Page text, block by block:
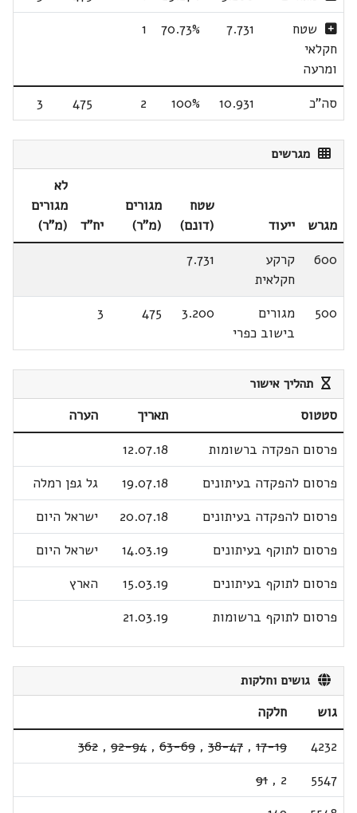
שטח
חקלאי
ומרעה
7.731
70.73%
1
סה"כ 10.931
100%
2
475
3
מגרשים
מגרש ייעוד
שטח
(דונם)
מגורים
(מ"ר)
יח"ד
לא
מגורים
(מ"ר)
600
קרקע
חקלאית
7.731
500
מגורים
בישוב כפרי
3.200
475
3
תהליך אישור
סטטוס תאריך
הערה
פרסום הפקדה ברשומות
12.07.18
פרסום להפקדה בעיתונים
19.07.18
גל גפן רמלה
פרסום להפקדה בעיתונים
20.07.18
ישראל היום
פרסום לתוקף בעיתונים
14.03.19
ישראל היום
פרסום לתוקף בעיתונים
15.03.19
הארץ
פרסום לתוקף ברשומות
21.03.19
גושים וחלקות
גוש
חלקה
4232
17-19
,
38-47
,
63-69
,
92-94
,
362
5547
2
,
91